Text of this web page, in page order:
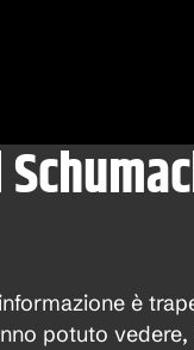
è
potuto